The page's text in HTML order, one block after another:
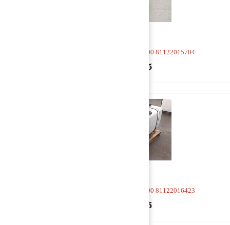
Бак топливный 1365*700*700 81122015704
65 000 руб
Бак топливный 1365*700*700 81122016423
70 000 руб